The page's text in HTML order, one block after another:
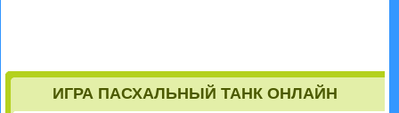
ИГРА ПАСХАЛЬНЫЙ ТАНК ОНЛАЙН